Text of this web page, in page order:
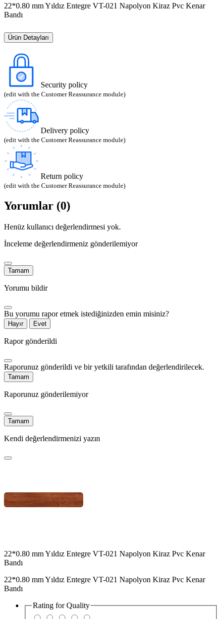
22*0.80 mm Yıldız Entegre VT-021 Napolyon Kiraz Pvc Kenar
Bandı
Ürün Detayları
Security policy
(edit with the Customer Reassurance module)
Delivery policy
(edit with the Customer Reassurance module)
Return policy
(edit with the Customer Reassurance module)
Yorumlar (0)
Henüz kullanıcı değerlendirmesi yok.
İnceleme değerlendirmeniz gönderilemiyor
Tamam
Yorumu bildir
Bu yorumu rapor etmek istediğinizden emin misiniz?
Hayır Evet
Rapor gönderildi
Raporunuz gönderildi ve bir yetkili tarafından değerlendirilecek.
Tamam
Raporunuz gönderilemiyor
Tamam
Kendi değerlendirmenizi yazın
22*0.80 mm Yıldız Entegre VT-021 Napolyon Kiraz Pvc Kenar
Bandı
22*0.80 mm Yıldız Entegre VT-021 Napolyon Kiraz Pvc Kenar
Bandı
Rating forQuality